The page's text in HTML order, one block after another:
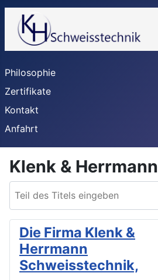
Philosophie
Zertifikate
Kontakt
Anfahrt
Klenk & Herrmann
Die Firma Klenk &
Herrmann
Schweisstechnik,